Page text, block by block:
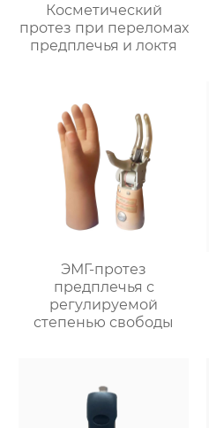
Косметический
протез при переломах
предплечья и локтя
ЭМГ-протез
предплечья с
регулируемой
степенью свободы